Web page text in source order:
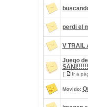
perdi el
V TRAIL
Juego
[ Ir a
Movido: